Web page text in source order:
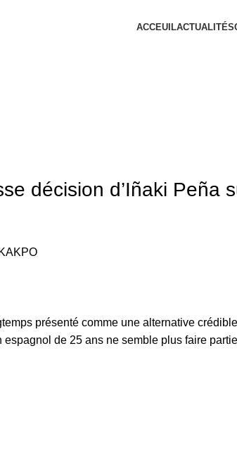
ACCEUILACTUALITÉS
décision d’Iñaki Peña
présenté comme une alternative
espagnol de 25 ans ne semble plus faire